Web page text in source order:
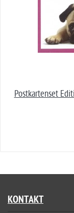
Postkartenset
KONTAKT